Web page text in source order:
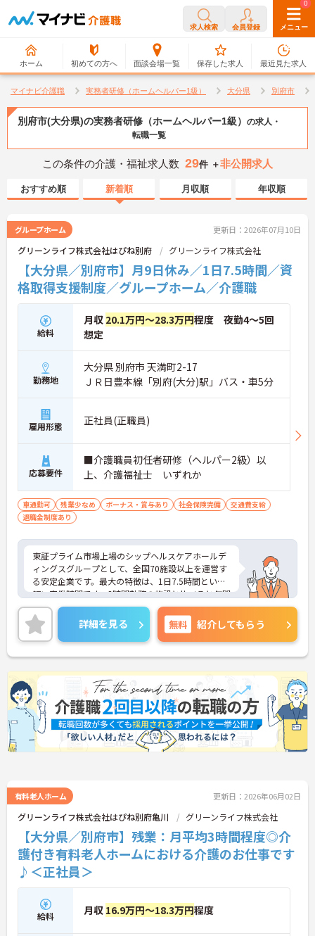
求人検索 会員登録 メニュー
ホーム 初めての方へ 面談会場一覧
0
保存した求人
0
最近見た求人
マイナビ介護職 実務者研修（ホームヘルパー1級） 大分県 別府市
別府市(大分県)の実務者研修（ホームヘルパー1級） の求人・
転職一覧
この条件の介護・福祉求人数 29件 ＋非公開求人
おすすめ順 新着順 月収順 年収順
グループホーム 更新日：2026年07月10日
グリーンライフ株式会社はぴね別府 グリーンライフ株式会社
【大分県／別府市】月9日休み／1日7.5時間／資
格取得支援制度／グループホーム／介護職
給料
月収 20.1万円～28.3万円程度 夜勤4～5回
想定
勤務地
大分県 別府市 天満町2-17
ＪＲ日豊本線「別府(大分)駅」バス・車5分
雇用形態 正社員(正職員)
応募要件
■介護職員初任者研修（ヘルパー2級）以
上、介護福祉士 いずれか
車通勤可 残業少なめ ボーナス・賞与あり 社会保険完備
交通費支給
退職金制度あり
東証プライム市場上場のシップヘルスケアホールデ
ィングスグループとして、全国70施設以上を運営す
る安定企業です。最大の特徴は、1日7.5時間という
短い実働時間です。8時間勤務の施設と比べると年間
で約17日分も勤務時間が短く、実質124日相当の休
日と同等のプライベート時間を確保できます。月の
平均残業時間も10時間以下と少なく、有給休暇も取
得しやすい環境が整っています。賞与は年2回（職能
給3.0ヶ月分）の支給実績があり、3年・5年・10年
の節目には永年勤続報奨制度も用意されています。
階層別の研修や介護福祉士の資格取得支援制度も充
実しており、温かい雰囲気の中で働きながら確かな
キャリアを築きたい有資格者の方に自信を持ってお
すすめできる職場です。
★おすすめPOINT★
じゆとりがあります
環境が整っています
【上場グループの安定した基盤と待遇があります】
・東証プライム上場グループとして全国展開する安
定企業です
・賞与は年2回で職能給3.0ヶ月分の支給実績があり
ます
・永年勤続報奨制度で長く働くほどしっかりと還元
されます
詳細を見る 無料 紹介してもらう
有料老人ホーム 更新日：2026年06月02日
グリーンライフ株式会社はぴね別府亀川 グリーンライフ株式会社
【大分県／別府市】残業：月平均3時間程度◎介
護付き有料老人ホームにおける介護のお仕事です
♪＜正社員＞
給料 月収 16.9万円～18.3万円程度